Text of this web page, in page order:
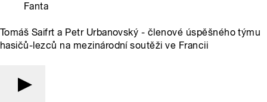
Fanta
Tomáš Saifrt a Petr Urbanovský - členové úspěšného týmu
hasičů-lezců na mezinárodní soutěži ve Francii